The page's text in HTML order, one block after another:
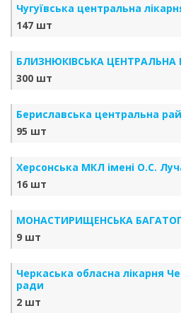
Чугуївська центральна
147 шт
БЛИЗНЮКІВСЬКА ЦЕНТРАЛЬНА
300 шт
Бериславська центральна
95 шт
Херсонська МКЛ імені О.С.
16 шт
МОНАСТИРИЩЕНСЬКА
9 шт
Черкаська обласна лікарня
ради
2 шт